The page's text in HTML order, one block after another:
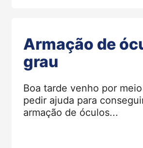
Armação de
grau
Boa tarde venho por
pedir ajuda para
armação de óculos...